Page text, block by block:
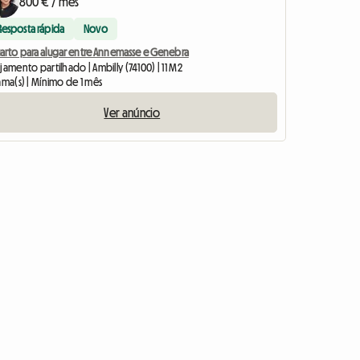
rápida Novo
para alugar entre Annemasse e Genebra
partilhado | Ambilly (74100) | 11 M2
| Mínimo de 1 mês
Ver anúncio